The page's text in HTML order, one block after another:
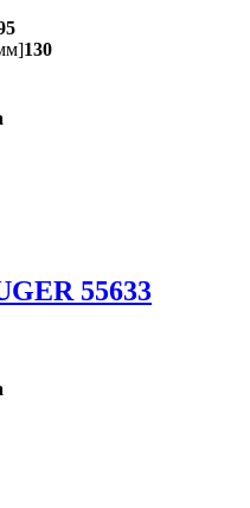
130
55633